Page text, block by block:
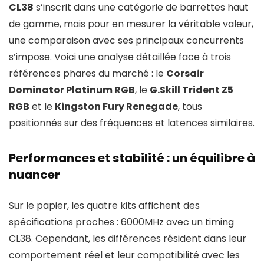
CL38 s’inscrit dans une catégorie de barrettes haut
de gamme, mais pour en mesurer la véritable valeur,
une comparaison avec ses principaux concurrents
s’impose. Voici une analyse détaillée face à trois
références phares du marché : le Corsair
Dominator Platinum RGB, le G.Skill Trident Z5
RGB et le Kingston Fury Renegade, tous
positionnés sur des fréquences et latences similaires.
Performances et stabilité : un équilibre à
nuancer
Sur le papier, les quatre kits affichent des
spécifications proches : 6000MHz avec un timing
CL38. Cependant, les différences résident dans leur
comportement réel et leur compatibilité avec les